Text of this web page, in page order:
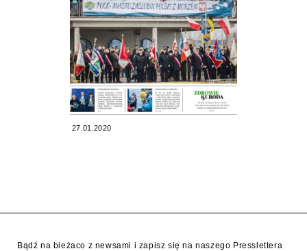
27.01.2020
Bądź na bieżaco z newsami i zapisz się na naszego Presslettera